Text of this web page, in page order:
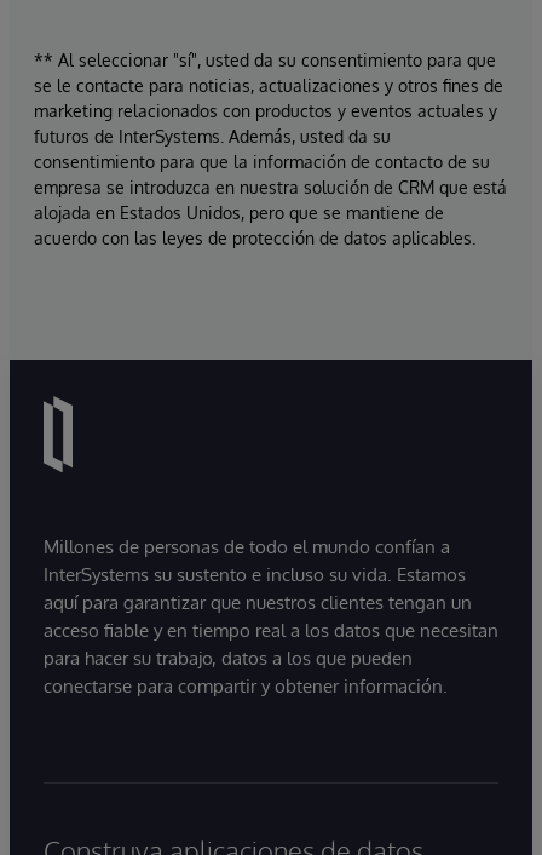
** Al seleccionar "sí", usted da su consentimiento para que
se le contacte para noticias, actualizaciones y otros fines de
marketing relacionados con productos y eventos actuales y
futuros de InterSystems. Además, usted da su
consentimiento para que la información de contacto de su
empresa se introduzca en nuestra solución de CRM que está
alojada en Estados Unidos, pero que se mantiene de
acuerdo con las leyes de protección de datos aplicables.
Millones de personas de todo el mundo confían a
InterSystems su sustento e incluso su vida. Estamos
aquí para garantizar que nuestros clientes tengan un
acceso fiable y en tiempo real a los datos que necesitan
para hacer su trabajo, datos a los que pueden
conectarse para compartir y obtener información.